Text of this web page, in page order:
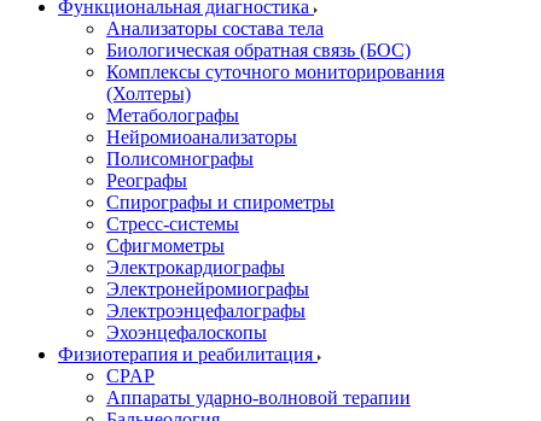
Функциональная диагностика
Анализаторы состава тела
Биологическая обратная связь (БОС)
Комплексы суточного мониторирования
(Холтеры)
Метаболографы
Нейромиоанализаторы
Полисомнографы
Реографы
Спирографы и спирометры
Стресс-системы
Сфигмометры
Электрокардиографы
Электронейромиографы
Электроэнцефалографы
Эхоэнцефалоскопы
Физиотерапия и реабилитация
CPAP
Аппараты ударно-волновой терапии